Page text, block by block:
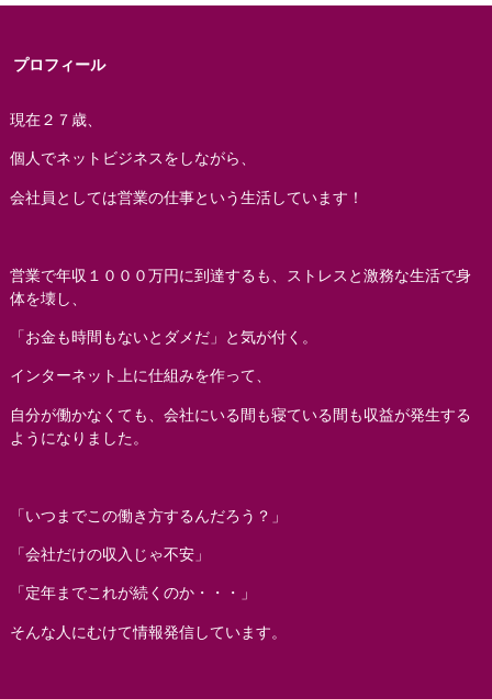
プロフィール
現在２７歳、
個人でネットビジネスをしながら、
会社員としては営業の仕事という生活しています！
営業で年収１０００万円に到達するも、ストレスと激務な生活で身
体を壊し、
「お金も時間もないとダメだ」と気が付く。
インターネット上に仕組みを作って、
自分が働かなくても、会社にいる間も寝ている間も収益が発生する
ようになりました。
「いつまでこの働き方するんだろう？」
「会社だけの収入じゃ不安」
「定年までこれが続くのか・・・」
そんな人にむけて情報発信しています。